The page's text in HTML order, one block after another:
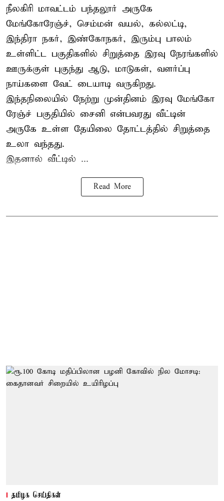
நீலகிரி மாவட்டம் பந்தலூர் அருகே
மேங்கோரேஞ்ச், செம்மன் வயல், கல்லட்டி,
இந்திரா நகர், இண்கோநகர், இரும்பு பாலம்
உள்ளிட்ட பகுதிகளில் சிறுத்தை இரவு நேரங்களில்
ஊருக்குள் புகுந்து ஆடு, மாடுகள், வளர்ப்பு
நாய்களை வேட் டையாடி வருகிறது.
இந்தநிலையில் நேற்று முன்தினம் இரவு மேங்கோ
ரேஞ்ச் பகுதியில் சைனி என்பவரது வீட்டின்
அருகே உள்ள தேயிலை தோட்டத்தில் சிறுத்தை
உலா வந்தது.
இதனால் வீட்டில் ...
Read More
தமிழக செய்திகள்